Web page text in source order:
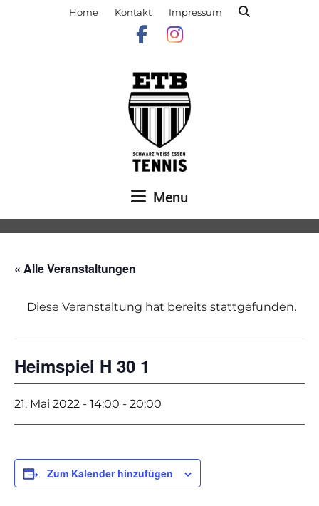
Home Kontakt Impressum
Menu
« Alle Veranstaltungen
Diese Veranstaltung hat bereits stattgefunden.
Heimspiel H 30 1
21. Mai 2022 - 14:00 - 20:00
Zum Kalender hinzufügen